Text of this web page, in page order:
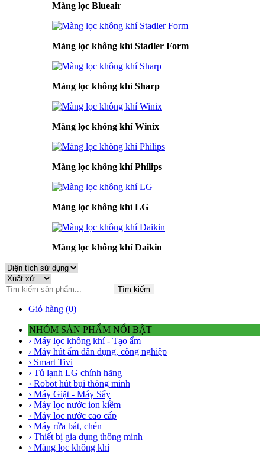
Màng lọc Blueair
Màng lọc không khí Stadler Form
Màng lọc không khí Sharp
Màng lọc không khí Winix
Màng lọc không khí Philips
Màng lọc không khí LG
Màng lọc không khí Daikin
Tìm kiếm
Giỏ hàng (0)
NHÓM SẢN PHẨM NỔI BẬT
› Máy lọc không khí - Tạo ẩm
› Máy hút ẩm dân dụng, công nghiệp
› Smart Tivi
› Tủ lạnh LG chính hãng
› Robot hút bụi thông minh
› Máy Giặt - Máy Sấy
› Máy lọc nước ion kiềm
› Máy lọc nước cao cấp
› Máy rửa bát, chén
› Thiết bị gia dụng thông minh
› Màng lọc không khí